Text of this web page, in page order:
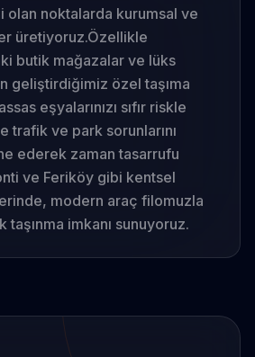
olan noktalarda kurumsal ve
üretiyoruz.Özellikle
butik mağazalar ve lüks
geliştirdiğimiz özel taşıma
eşyalarınızı sıfır riskle
trafik ve park sorunlarını
ederek zaman tasarrufu
ve Feriköy gibi kentsel
modern araç filomuzla
taşınma imkanı sunuyoruz.